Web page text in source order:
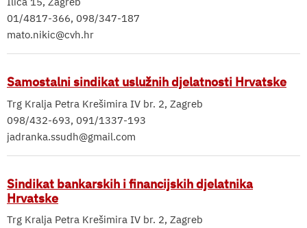
01/4817-366, 098/347-187
mato.nikic@cvh.hr
Samostalni sindikat uslužnih djelatnosti Hrvatske
Trg Kralja Petra Krešimira IV br. 2, Zagreb
098/432-693, 091/1337-193
jadranka.ssudh@gmail.com
Sindikat bankarskih i financijskih djelatnika
Hrvatske
Trg Kralja Petra Krešimira IV br. 2, Zagreb